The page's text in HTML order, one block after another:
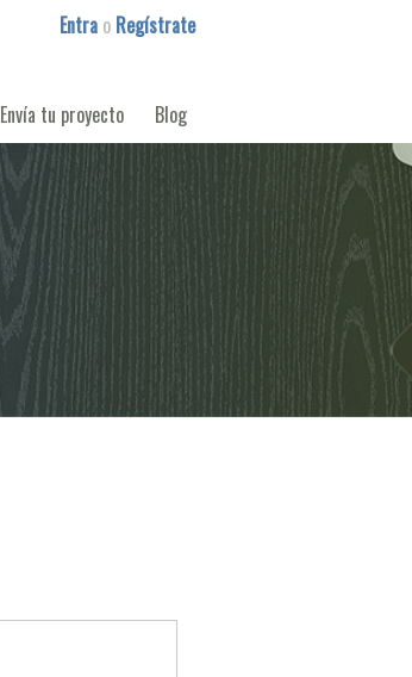
Entra o Regístrate
Envía tu proyecto Blog